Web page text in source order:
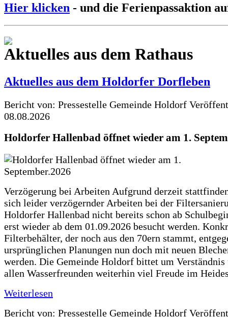
Hier klicken - und die Ferienpassaktion
Aktuelles aus dem Rathaus
Aktuelles aus dem Holdorfer Dorfleben
Bericht von: Pressestelle Gemeinde Holdorf
08.08.2026
Holdorfer Hallenbad öffnet wieder am 1.
Verzögerung bei Arbeiten Aufgrund derzeit
sich leider verzögernder Arbeiten bei der
Holdorfer Hallenbad nicht bereits schon ab
erst wieder ab dem 01.09.2026 besucht werden.
Filterbehälter, der noch aus den 70ern stammt,
ursprünglichen Planungen nun doch mit neuen
werden. Die Gemeinde Holdorf bittet um Verständnis
allen Wasserfreunden weiterhin viel Freude im
Weiterlesen
Bericht von: Pressestelle Gemeinde Holdorf